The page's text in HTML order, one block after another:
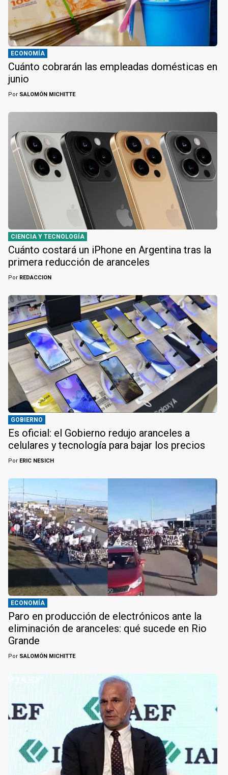
ECONOMÍA
Cuánto cobrarán las empleadas domésticas en
junio
Por SALOMÓN MICHITTE
CIENCIA Y TECNOLOGÍA
Cuánto costará un iPhone en Argentina tras la
primera reducción de aranceles
Por REDACCION
GOBIERNO
Es oficial: el Gobierno redujo aranceles a
celulares y tecnología para bajar los precios
Por ERIC NESICH
ECONOMÍA
Paro en producción de electrónicos ante la
eliminación de aranceles: qué sucede en Rio
Grande
Por SALOMÓN MICHITTE